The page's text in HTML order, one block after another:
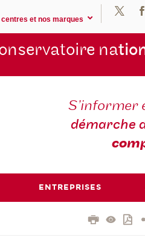
centres et nos marques
na
S’informer
démarche
ENTREPRISES